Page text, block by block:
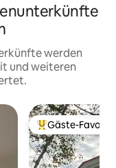
werden
und weiteren
Beliebter Gäste-
Gäste-Favorit